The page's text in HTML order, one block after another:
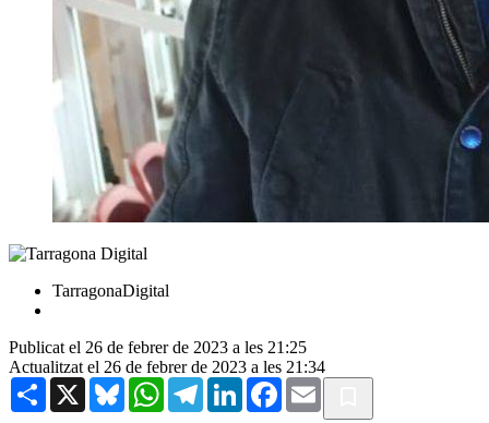
TarragonaDigital
Publicat el 26 de febrer de 2023 a les 21:25
Actualitzat el 26 de febrer de 2023 a les 21:34
Share X BlueskyWhatsAppTelegramLinkedInFacebook
Email